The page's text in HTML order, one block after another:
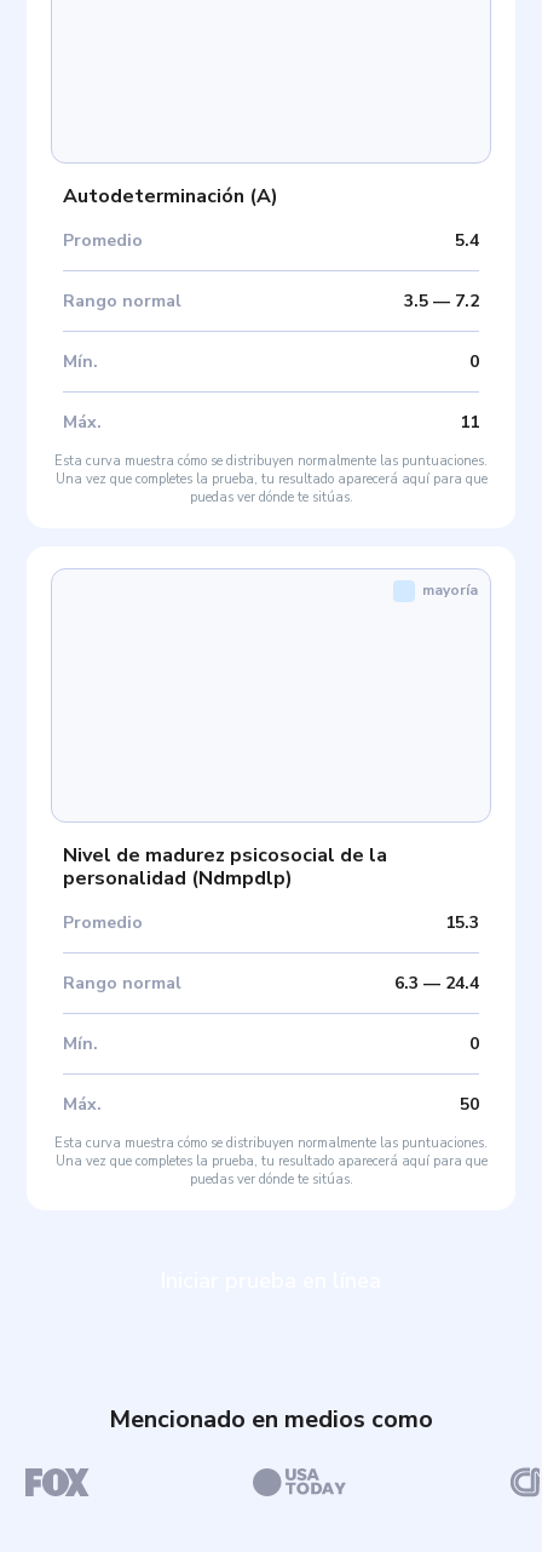
Autodeterminación (A)
Promedio 5.4
Rango normal 3.5— 7.2
Mín. 0
Máx. 11
Esta curva muestra cómo se distribuyen normalmente las puntuaciones.
Una vez que completes la prueba, tu resultado aparecerá aquí para que
puedas ver dónde te sitúas.
Nivel de madurez psicosocial de la
personalidad (Ndmpdlp)
Promedio 15.3
Rango normal 6.3 — 24.4
Mín. 0
Máx. 50
mayoría
Esta curva muestra cómo se distribuyen normalmente las puntuaciones.
Una vez que completes la prueba, tu resultado aparecerá aquí para que
puedas ver dónde te sitúas.
Mencionado en medios como